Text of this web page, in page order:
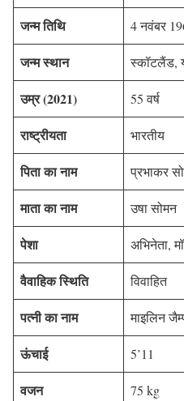
जन्म तिथि 4 नवंबर
जन्म स्थान स्कॉटलैंड,
उम्र(2021) 55 वर्ष
राष्ट्रीयता भारतीय
पिता का नाम प्रभाकर
माता का नाम उषा सोमन
पेशा अभिनेता,
वैवाहिक स्थिति विवाहित
पत्नी का नाम माइलिन
ऊंचाई 5’11
वजन 75 kg